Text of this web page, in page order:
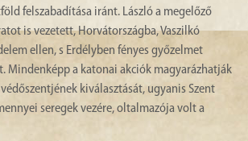
felszabadítása iránt. László a megelőző
is vezetett, Horvátországba, Vaszilkó
ellen, s Erdélyben fényes győzelmet
Mindenképp a katonai akciók magyarázhatják
kiválasztását, ugyanis Szent
seregek vezére, oltalmazója volt a